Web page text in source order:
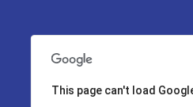
This page can't load